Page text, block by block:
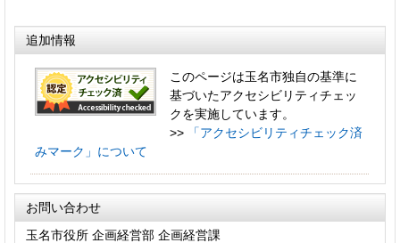
追加情報
このページは玉名市独自の基準に
基づいたアクセシビリティチェッ
クを実施しています。
>>
「アクセシビリティチェック済
みマーク」について
お問い合わせ
玉名市役所 企画経営部 企画経営課